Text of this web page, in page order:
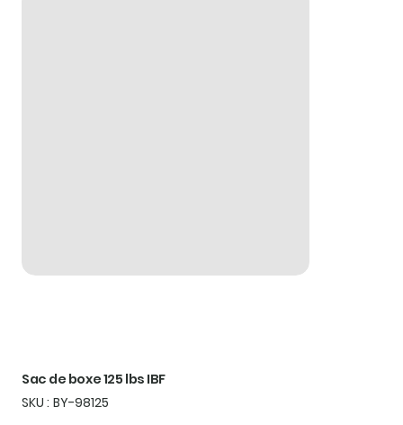
Sac de boxe 125 lbs IBF
SKU : SKU
BY-
BY-98125